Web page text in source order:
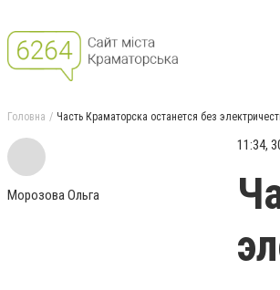
Головна Часть Краматорска останется без
Морозова Ольга
11:34,